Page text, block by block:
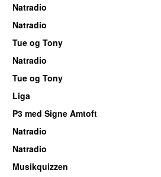
Natradio
Natradio
Tue og Tony
Natradio
Tue og Tony
Liga
P3 med Signe Amtoft
Natradio
Natradio
Musikquizzen